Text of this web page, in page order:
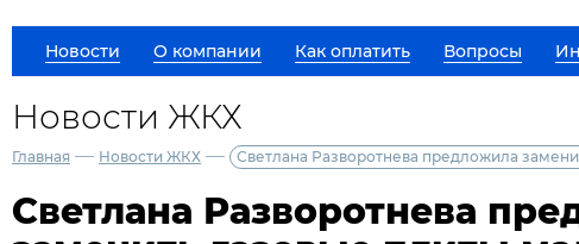
Новости О компании Как оплатить Вопросы
Новости ЖКХ
Главная — Новости ЖКХ — Светлана Разворотнева предложила
Светлана Разворотнева